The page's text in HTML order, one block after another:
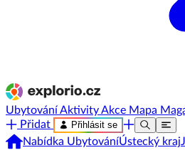
UbytováníAktivityAkce Mapa
Přidat
Přihlásit se
Nabídka UbytováníÚstecký kraj